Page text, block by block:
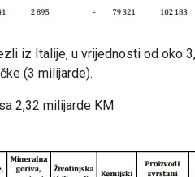
iz Italije, u vrijednosti od oko
(3 milijarde).
2,32 milijarde KM.